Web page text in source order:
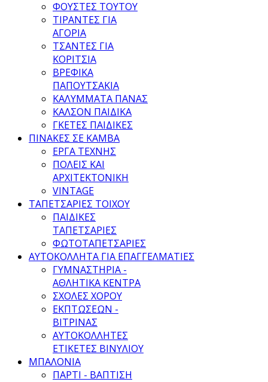
ΦΟΥΣΤΕΣ ΤΟΥΤΟΥ
ΤΙΡΑΝΤΕΣ ΓΙΑ
ΑΓΟΡΙΑ
ΤΣΑΝΤΕΣ ΓΙΑ
ΚΟΡΙΤΣΙΑ
ΒΡΕΦΙΚΑ
ΠΑΠΟΥΤΣΑΚΙΑ
ΚΑΛΥΜΜΑΤΑ ΠΑΝΑΣ
ΚΑΛΣΟΝ ΠΑΙΔΙΚΑ
ΓΚΕΤΕΣ ΠΑΙΔΙΚΕΣ
ΠΙΝΑΚΕΣ ΣΕ ΚΑΜΒΑ
ΕΡΓΑ ΤΕΧΝΗΣ
ΠΟΛΕΙΣ ΚΑΙ
ΑΡΧΙΤΕΚΤΟΝΙΚΗ
VINTAGE
ΤΑΠΕΤΣΑΡΙΕΣ ΤΟΙΧΟΥ
ΠΑΙΔΙΚΕΣ
ΤΑΠΕΤΣΑΡΙΕΣ
ΦΩΤΟΤΑΠΕΤΣΑΡΙΕΣ
ΑΥΤΟΚΟΛΛΗΤΑ ΓΙΑ ΕΠΑΓΓΕΛΜΑΤΙΕΣ
ΓΥΜΝΑΣΤΗΡΙΑ -
ΑΘΛΗΤΙΚΑ ΚΕΝΤΡΑ
ΣΧΟΛΕΣ ΧΟΡΟΥ
ΕΚΠΤΩΣΕΩΝ -
ΒΙΤΡΙΝΑΣ
ΑΥΤΟΚΟΛΛΗΤΕΣ
ΕΤΙΚΕΤΕΣ ΒΙΝΥΛΙΟΥ
ΜΠΑΛΟΝΙΑ
ΠΑΡΤΙ - ΒΑΠΤΙΣΗ